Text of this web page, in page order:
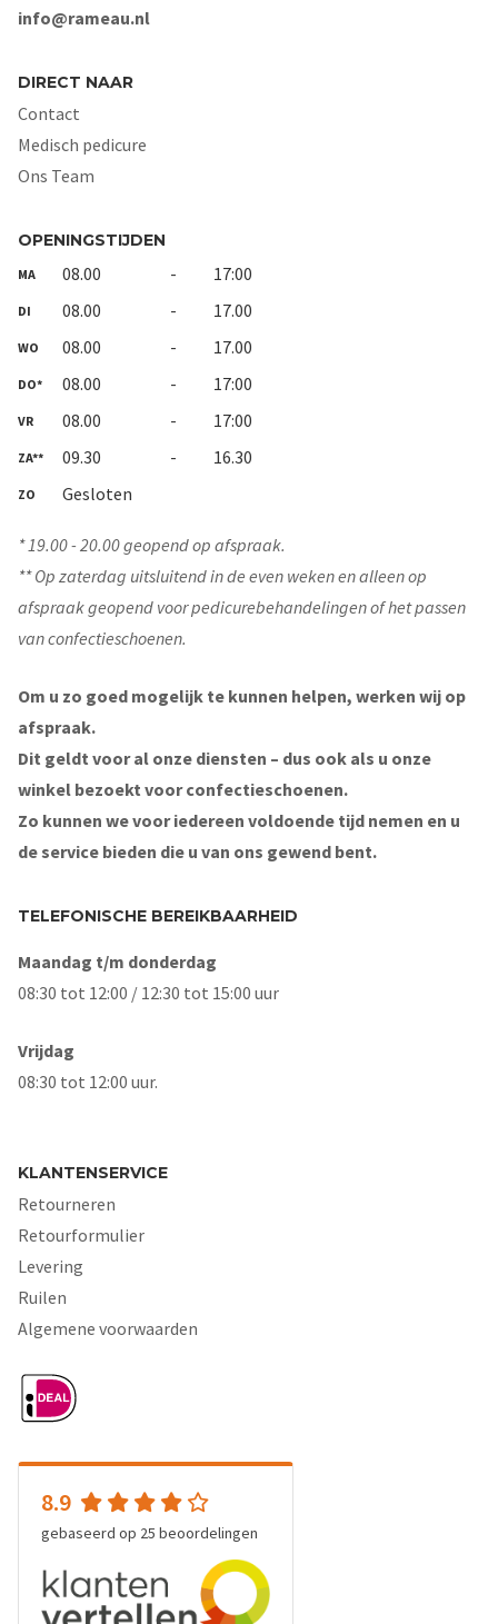
info@rameau.nl
DIRECT NAAR
Contact
Medisch pedicure
Ons Team
OPENINGSTIJDEN
MA 08.00 - 17:00
DI 08.00 - 17.00
WO 08.00 - 17.00
DO* 08.00 - 17:00
VR 08.00 - 17:00
ZA** 09.30 - 16.30
ZO Gesloten
* 19.00 - 20.00 geopend op afspraak.
** Op zaterdag uitsluitend in de even weken en alleen op
afspraak geopend voor pedicurebehandelingen of het passen
van confectieschoenen.
Om u zo goed mogelijk te kunnen helpen, werken wij op
afspraak.
Dit geldt voor al onze diensten – dus ook als u onze
winkel bezoekt voor confectieschoenen.
Zo kunnen we voor iedereen voldoende tijd nemen en u
de service bieden die u van ons gewend bent.
TELEFONISCHE BEREIKBAARHEID
Maandag t/m donderdag
08:30 tot 12:00 / 12:30 tot 15:00 uur
Vrijdag
08:30 tot 12:00 uur.
KLANTENSERVICE
Retourneren
Retourformulier
Levering
Ruilen
Algemene voorwaarden
8.9
gebaseerd op 25 beoordelingen